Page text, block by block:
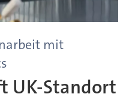
mit
UK-Standort